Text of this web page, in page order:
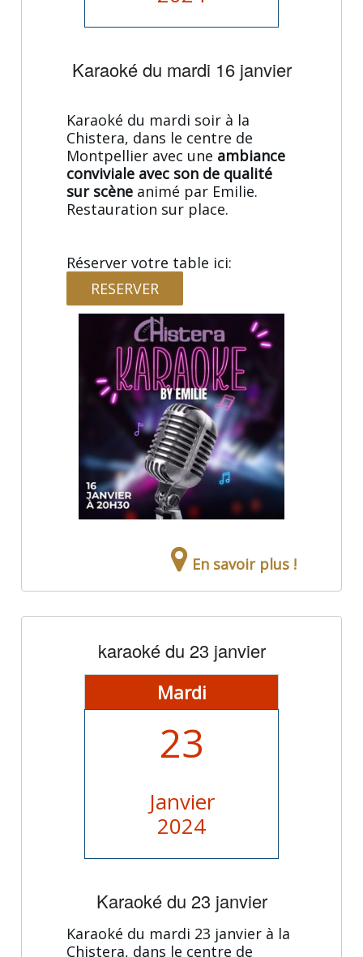
Karaoké du mardi 16 janvier
Karaoké du mardi soir à la
Chistera, dans le centre de
Montpellier avec une ambiance
conviviale avec son de qualité
sur scène animé par Emilie.
Restauration sur place.
Réserver votre table ici:
RESERVER
En savoir plus !
karaoké du 23 janvier
Mardi
23
Janvier
2024
Karaoké du 23 janvier
Karaoké du mardi 23 janvier à la
Chistera, dans le centre de